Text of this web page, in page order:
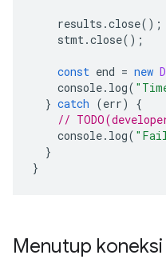
results .close();
stmt.close();
const end = new
console. log(
} catch (err)
{
//
console. log(
}
}
Menutup koneksi